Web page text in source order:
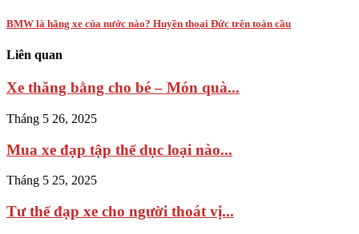
BMW là hãng xe của nước nào? Huyền thoại Đức trên toàn cầu
Liên quan
Xe thăng bằng cho bé – Món quà...
Tháng 5 26, 2025
Mua xe đạp tập thể dục loại nào...
Tháng 5 25, 2025
Tư thế đạp xe cho người thoát vị...